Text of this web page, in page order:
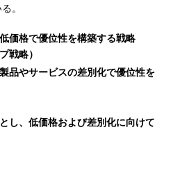
。
価格で優位性を構築する戦略
戦略）
品やサービスの差別化で優位性を
し、低価格および差別化に向けて